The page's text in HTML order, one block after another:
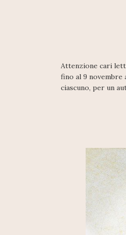
Attenzione cari
fino al 9
ciascuno, per un